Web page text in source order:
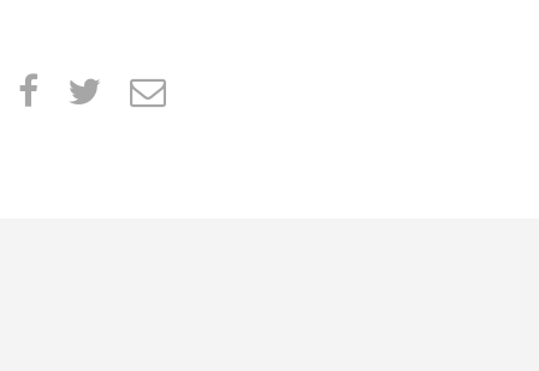
facebook
twitter
e